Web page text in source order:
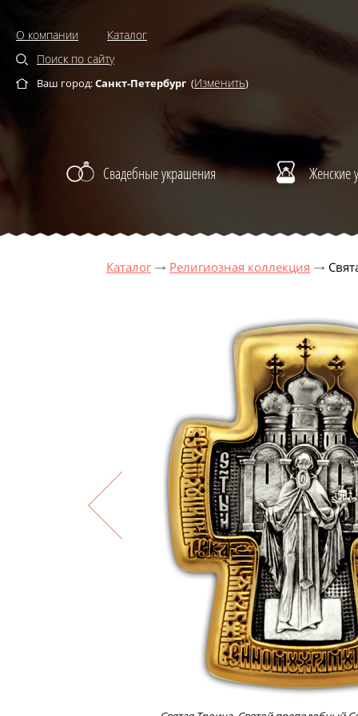
О компании
Каталог
Поиск по сайту
Ваш город:Санкт-Петербург (Изменить)
Свадебные украшения Женские
Каталог Религиозная коллекция